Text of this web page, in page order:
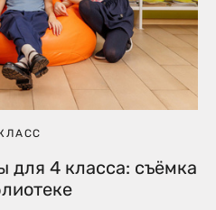
для 4 класса: съёмка